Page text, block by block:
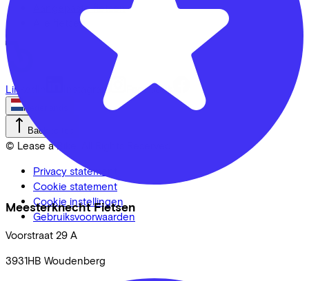
Meesterknecht Fietsen
Voorstraat 29 A
3931HB Woudenberg
Aangepaste fietsen
Alle fietsen
LinkedIn Instagram Facebook
Nederlands
Back to top
© Lease a Bike. All Rights Reserved.
Privacy statement
Cookie statement
Cookie instellingen
Gebruiksvoorwaarden